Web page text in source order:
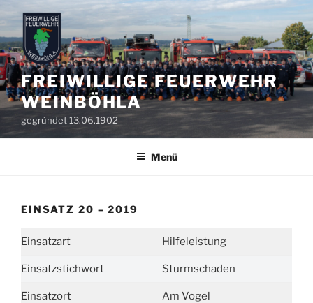
Inhalt
springen
FREIWILLIGE FEUERWEHR
WEINBÖHLA
gegründet 13.06.1902
Menü
EINSATZ 20 – 2019
Einsatzart Hilfeleistung
Einsatzstichwort Sturmschaden
Einsatzort Am Vogel